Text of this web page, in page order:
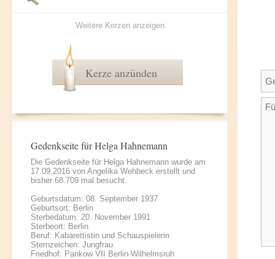
Weitere Kerzen anzeigen
Kerze anzünden
Gedenkseite für Helga Hahnemann
Die Gedenkseite für Helga Hahnemann wurde am
17.09.2016 von Angelika Wehbeck erstellt und
bisher 68.709 mal besucht.
Geburtsdatum: 08. September 1937
Geburtsort: Berlin
Sterbedatum: 20. November 1991
Sterbeort: Berlin
Beruf: Kabarettistin und Schauspielerin
Sternzeichen: Jungfrau
Friedhof: Pankow VII Berlin-Wilhelmsruh